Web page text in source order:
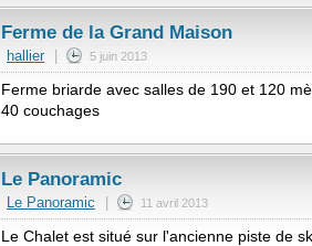
Ferme de la Grand Maison
hallier 5 juin 2013
Ferme briarde avec salles de 190 et 120
40 couchages
Le Panoramic
Le Panoramic 11 avril 2013
Le Chalet est situé sur l'ancienne piste de